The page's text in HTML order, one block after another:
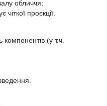
обличчя;
проєкції.
компонентів (у т.ч.